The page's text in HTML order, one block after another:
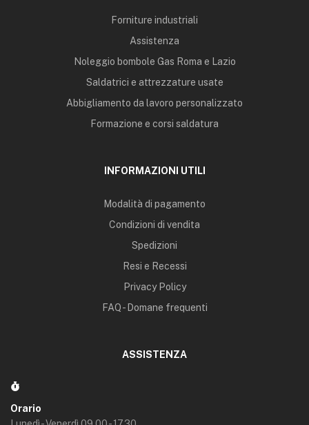
Forniture industriali
Assistenza
Noleggio bombole Gas Roma e Lazio
Saldatrici e attrezzature usate
Abbigliamento da lavoro personalizzato
Formazione e corsi saldatura
INFORMAZIONI UTILI
Modalità di pagamento
Condizioni di vendita
Spedizioni
Resi e Recessi
Privacy Policy
FAQ - Domane frequenti
ASSISTENZA
Orario